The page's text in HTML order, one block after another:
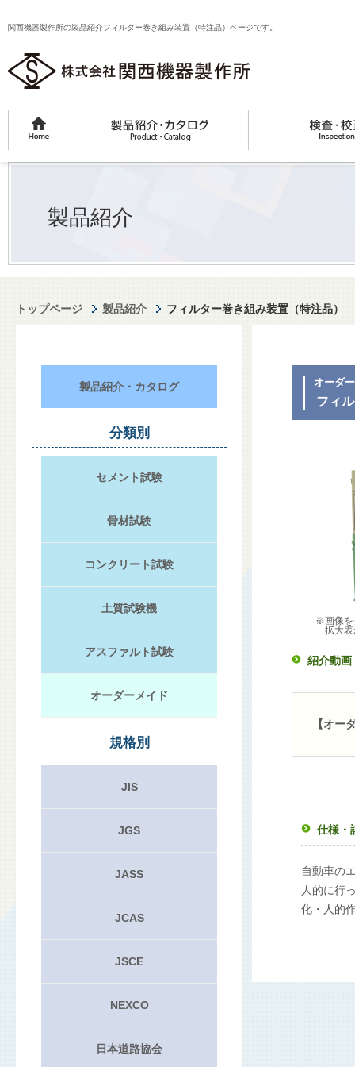
関西機器製作所の製品紹介フィルター巻き組み装置（特注品）ページです。
製品紹介
トップページ 製品紹介 フィルター巻き組み装置（特注品）
オーダ
フィ
※画像を
拡大表
紹介動画
【オー
仕様・
自動車の
人的に行
化・人的
製品紹介・カタログ
分類別
セメント試験
骨材試験
コンクリート試験
土質試験機
アスファルト試験
オーダーメイド
規格別
JIS
JGS
JASS
JCAS
JSCE
NEXCO
日本道路協会